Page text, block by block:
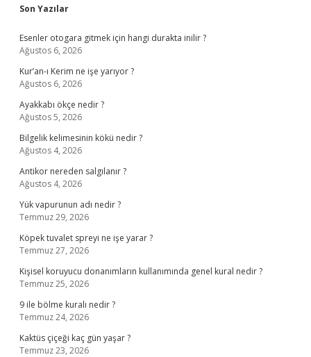
Sidebar
Son Yazılar
Esenler otogara gitmek için hangi durakta inilir ?
Ağustos 6, 2026
Kur’an-ı Kerim ne işe yarıyor ?
Ağustos 6, 2026
Ayakkabı ökçe nedir ?
Ağustos 5, 2026
Bilgelik kelimesinin kökü nedir ?
Ağustos 4, 2026
Antikor nereden salgılanır ?
Ağustos 4, 2026
Yük vapurunun adı nedir ?
Temmuz 29, 2026
Köpek tuvalet spreyi ne işe yarar ?
Temmuz 27, 2026
Kişisel koruyucu donanımların kullanımında genel kural nedir ?
Temmuz 25, 2026
9 ile bölme kuralı nedir ?
Temmuz 24, 2026
Kaktüs çiçeği kaç gün yaşar ?
Temmuz 23, 2026